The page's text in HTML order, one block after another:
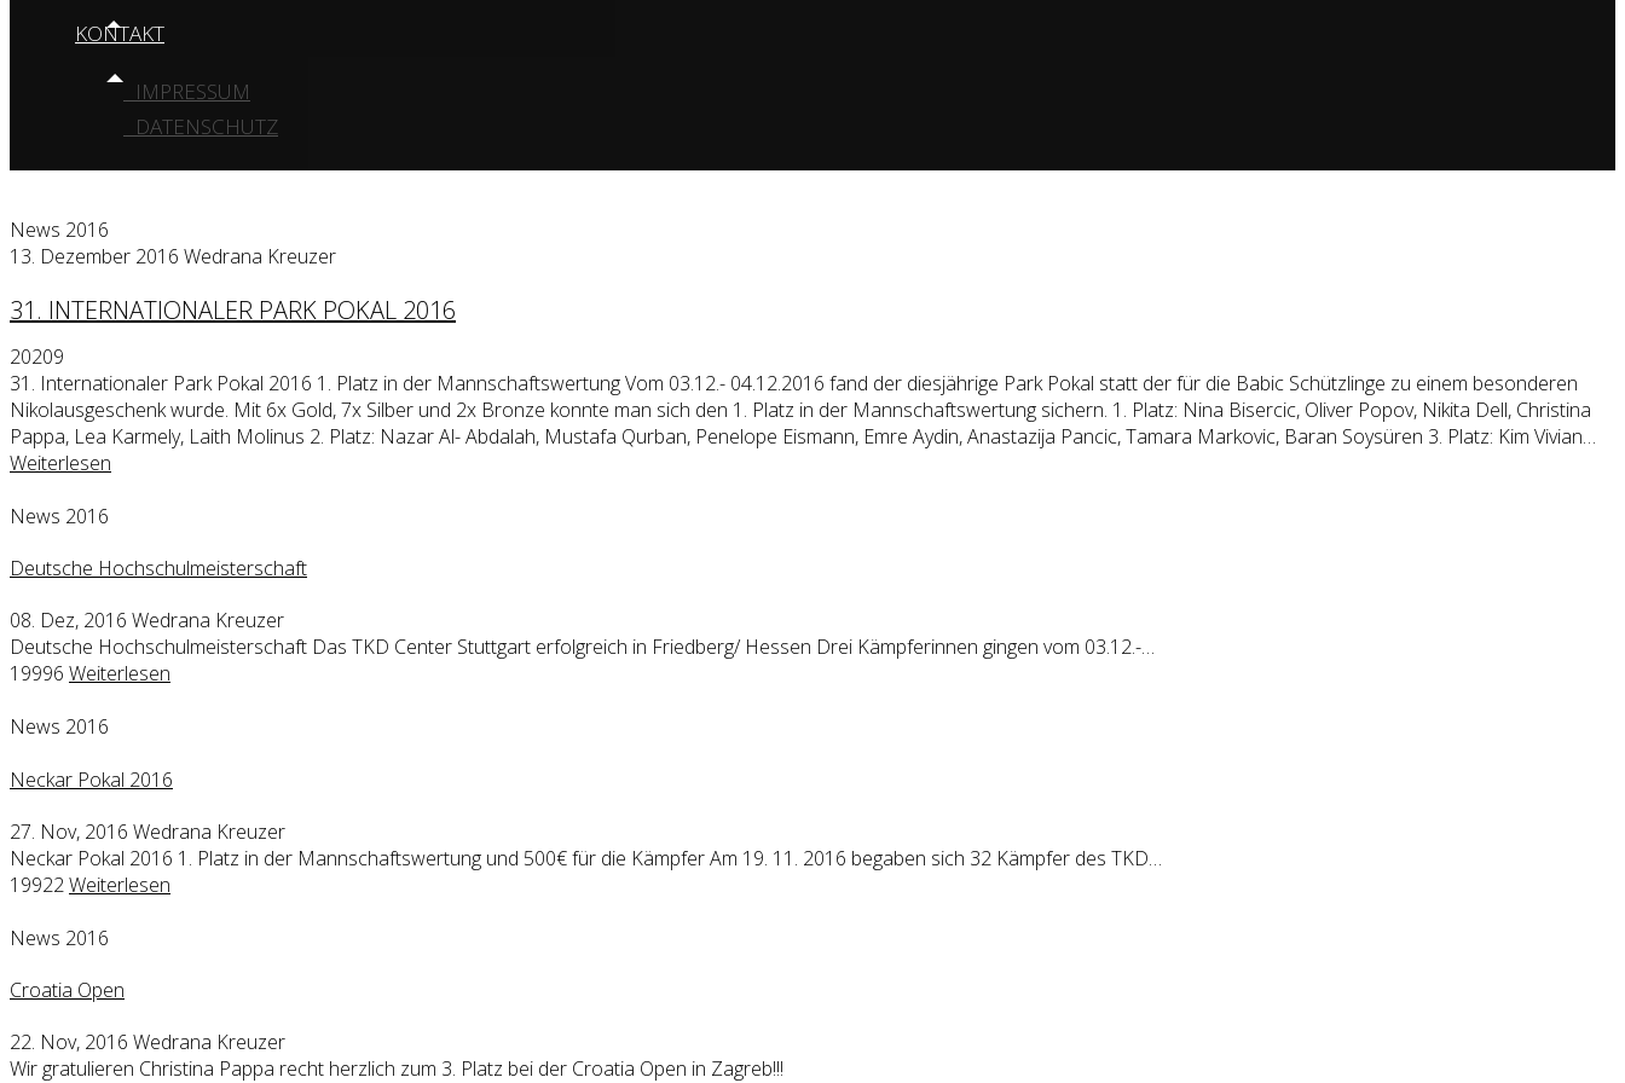
KONTAKT
IMPRESSUM
DATENSCHUTZ
News 2016
13. Dezember 2016 Wedrana Kreuzer
31. INTERNATIONALER PARK POKAL 2016
20209
31. Internationaler Park Pokal 2016 1. Platz in der Mannschaftswertung Vom 03.12.- 04.12.2016 fand der diesjährige Park Pokal statt der für die Babic Schützlinge zu einem besonderen
Nikolausgeschenk wurde. Mit 6x Gold, 7x Silber und 2x Bronze konnte man sich den 1. Platz in der Mannschaftswertung sichern. 1. Platz: Nina Bisercic, Oliver Popov, Nikita Dell, Christina
Pappa, Lea Karmely, Laith Molinus 2. Platz: Nazar Al- Abdalah, Mustafa Qurban, Penelope Eismann, Emre Aydin, Anastazija Pancic, Tamara Markovic, Baran Soysüren 3. Platz: Kim Vivian…
Weiterlesen
News 2016
Deutsche Hochschulmeisterschaft
08. Dez, 2016 Wedrana Kreuzer
Deutsche Hochschulmeisterschaft Das TKD Center Stuttgart erfolgreich in Friedberg/ Hessen Drei Kämpferinnen gingen vom 03.12.-…
19996 Weiterlesen
News 2016
Neckar Pokal 2016
27. Nov, 2016 Wedrana Kreuzer
Neckar Pokal 2016 1. Platz in der Mannschaftswertung und 500€ für die Kämpfer Am 19. 11. 2016 begaben sich 32 Kämpfer des TKD…
19922Weiterlesen
News 2016
Croatia Open
22. Nov, 2016 Wedrana Kreuzer
Wir gratulieren Christina Pappa recht herzlich zum 3. Platz bei der Croatia Open in Zagreb!!!